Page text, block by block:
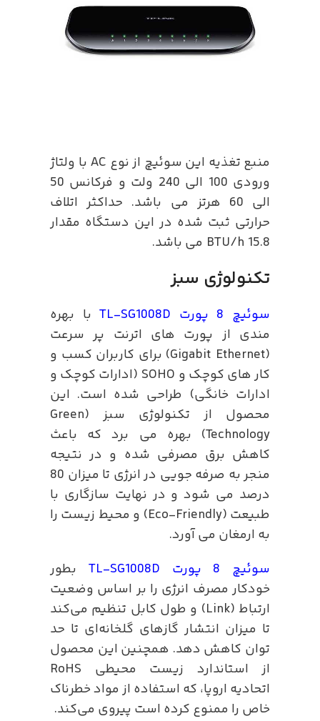
منبع تغذیه این سوئیچ از نوع AC با ولتاژ
ورودی 100 الی 240 ولت و فرکانس 50
الی 60 هرتز می باشد. حداکثر اتلاف
حرارتی ثبت شده در این دستگاه مقدار
BTU/h 15.8 می باشد.
تکنولوژی سبز
سوئیچ 8 پورت TL-SG1008Dبا بهره
مندی از پورت های اترنت پر سرعت
(Gigabit Ethernet) برای کاربران کسب و
کار های کوچک و SOHO (ادارات کوچک و
ادارات خانگی) طراحی شده است. این
محصول از تکنولوژی سبز (Green
Technology) بهره می برد که باعث
کاهش برق مصرفی شده و در نتیجه
منجر به صرفه جویی در انرژی تا میزان 80
درصد می شود و در نهایت سازگاری با
طبیعت (Eco-Friendly) و محیط زیست را
به ارمغان می آورد.
سوئیچ 8
پورت TL-SG1008D
بطور
خودکار مصرف انرژی را بر اساس وضعیت
ارتباط (Link) و طول کابل تنظیم می‌کند
تا میزان انتشار گازهای گلخانه‌ای تا حد
توان کاهش دهد. همچنین این محصول
از استاندارد زیست محیطی RoHS
اتحادیه اروپا، که استفاده از مواد خطرناک
خاص را ممنوع کرده است پیروی می‌کند.